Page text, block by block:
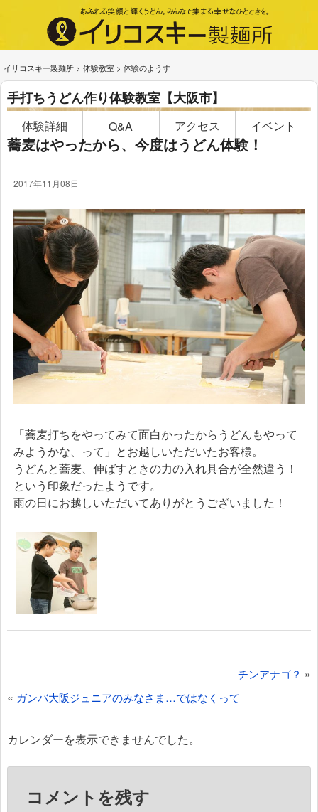
イリコスキー製麺所 > 体験教室 > 体験のようす
手打ちうどん作り体験教室【大阪市】
体験詳細 Q&A アクセス イベント
蕎麦はやったから、今度はうどん体験！
2017年11月08日
「蕎麦打ちをやってみて面白かったからうどんもやって
みようかな、って」とお越しいただいたお客様。
うどんと蕎麦、伸ばすときの力の入れ具合が全然違う！
という印象だったようです。
雨の日にお越しいただいてありがとうございました！
稿
ビ
チンアナゴ？ »
« ガンバ大阪ジュニアのみなさま…ではなくって
カレンダーを表示できませんでした。
コメントを残す